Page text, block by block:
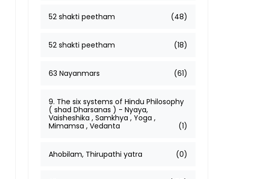
52 shakti peetham (48)
52 shakti peetham (18)
63 Nayanmars (61)
9. The six systems of Hindu Philosophy
( shad Dharsanas ) - Nyaya,
Vaisheshika , Samkhya , Yoga ,
Mimamsa , Vedanta
(1)
Ahobilam, Thirupathi yatra (0)